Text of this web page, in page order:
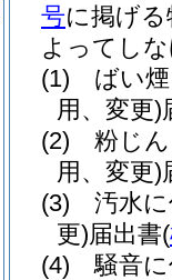
号に掲げ
よってし
(1)
ばい
用、変更)
(2)
粉じ
用、変更)
(3)
汚水
更)届出書(
(4)
騒音